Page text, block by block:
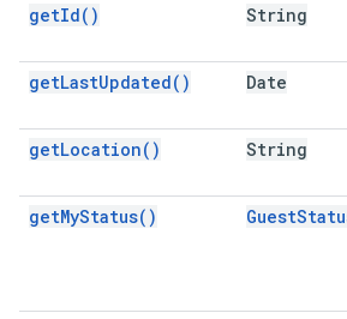
getId( ) String
getLastUpdated( ) Date
getLocation( ) String
getMyStatus( ) Guest